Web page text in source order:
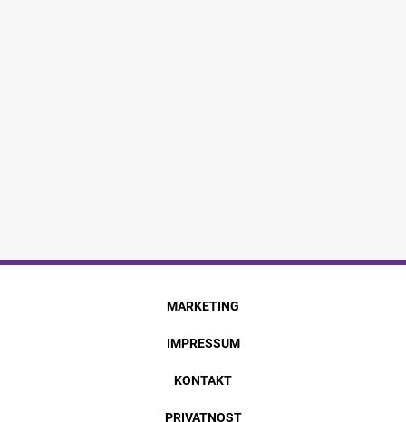
MARKETING
IMPRESSUM
KONTAKT
PRIVATNOST